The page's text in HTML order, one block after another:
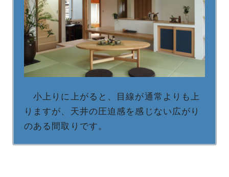
小上りに上がると、目線が通常よりも上
りますが、天井の圧迫感を感じない広がり
のある間取りです。